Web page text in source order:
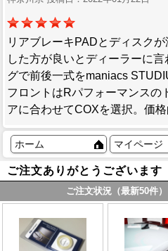
リアブレーキPADとディスク
した方が良いとディーラーに
グで前後一式をmaniacs
フロントはRパフォーマンスの
アに合わせてCOXを選択。価格
ホーム マイページ
ご注文ありがとうございます